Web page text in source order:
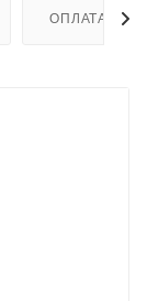
ОПЛАТА